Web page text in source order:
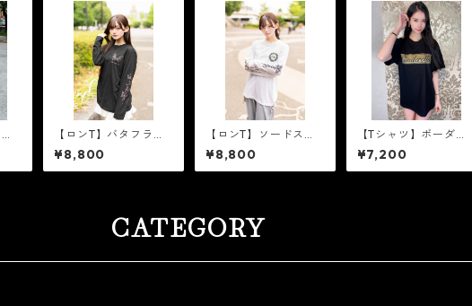
【ロンT】バタフライ
スリーブ［ライトピン
クラメ］
¥8,800
【ロンT】ソードスリ
ーブ［ブラックラメ］
¥8,800
【Tシャツ】ボーダー
ロゴ［ゴールドラメ］
¥7,200
CATEGORY